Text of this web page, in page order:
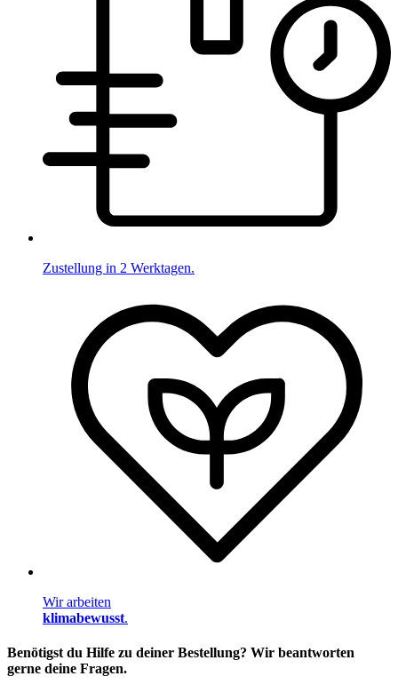
Zustellung in 2 Werktagen.
Wir arbeiten
klimabewusst.
Benötigst du Hilfe zu deiner Bestellung? Wir beantworten
gerne deine Fragen.